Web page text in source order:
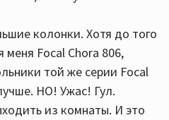
колонки. Хотя до того
Focal Chora 806,
той же серии Focal
НО! Ужас! Гул.
из комнаты. И это